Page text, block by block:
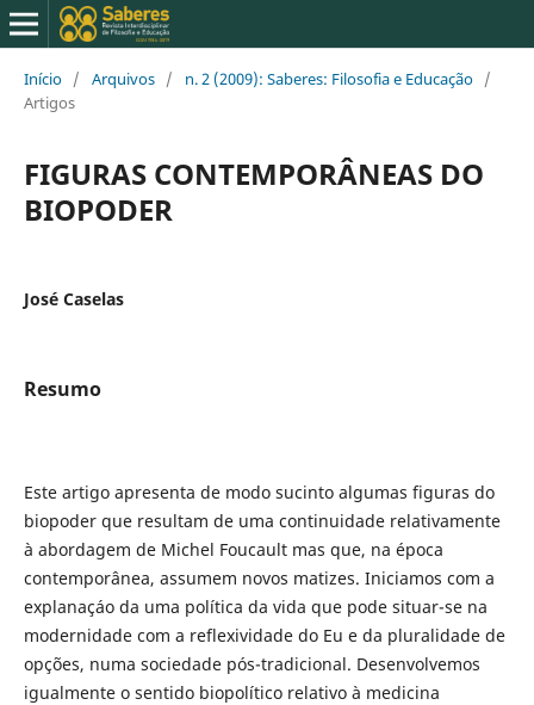
Início / Arquivos / n. 2 (2009): Saberes: Filosofia e Educação /
Artigos
FIGURAS CONTEMPORÂNEAS DO
BIOPODER
José Caselas
Resumo
Este artigo apresenta de modo sucinto algumas figuras do
biopoder que resultam de uma continuidade relativamente
à abordagem de Michel Foucault mas que, na época
contemporânea, assumem novos matizes. Iniciamos com a
explanaçáo da uma política da vida que pode situar-se na
modernidade com a reflexividade do Eu e da pluralidade de
opções, numa sociedade pós-tradicional. Desenvolvemos
igualmente o sentido biopolítico relativo à medicina